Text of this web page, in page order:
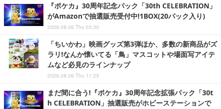
『ポケカ』30周年記念パック「30th CELEBRATION」
がAmazonで抽選販売受付中!1BOX(20パック入り)
2026.08.06 Thu 03:30
「ちいかわ」映画グッズ第3弾ほか、多数の新商品がズ
ラリ!なんか懐いてる「鳥」マスコットや場面写アイテ
ムなど必見のラインナップ
2026.08.06 Thu 11:25
まだ間に合う!『ポケカ』30周年記念拡張パック「30t
h CELEBRATION」抽選販売がホビーステーションで